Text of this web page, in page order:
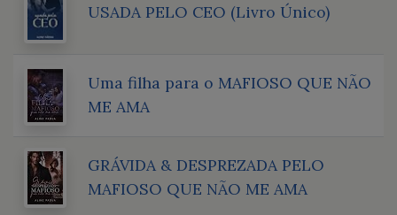
USADA PELO CEO (Livro Único)
Uma filha para o MAFIOSO QUE NÃO
ME AMA
GRÁVIDA & DESPREZADA PELO
MAFIOSO QUE NÃO ME AMA